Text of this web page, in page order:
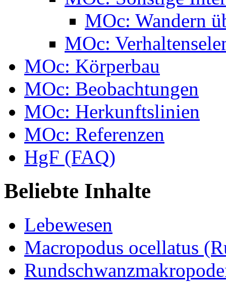
MOc: Wandern
MOc:
MOc: Körperbau
MOc: Beobachtungen
MOc: Herkunftslinien
MOc: Referenzen
HgF (FAQ)
Beliebte Inhalte
Lebewesen
Macropodus ocellatus